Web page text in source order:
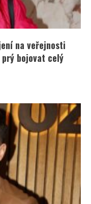
na veřejnosti
bojovat celý